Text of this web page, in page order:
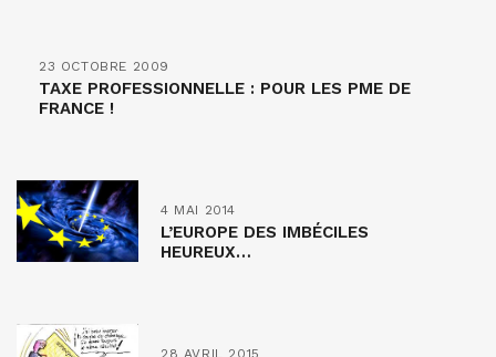
23 OCTOBRE 2009
TAXE PROFESSIONNELLE : POUR LES PME DE
FRANCE !
4 MAI 2014
L’EUROPE DES IMBÉCILES
HEUREUX…